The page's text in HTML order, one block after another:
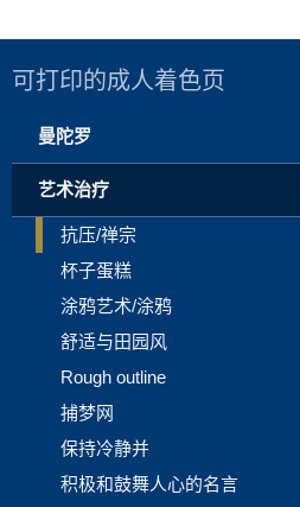
可打印的成人着色页
曼陀罗
艺术治疗
抗压/禅宗
杯子蛋糕
涂鸦艺术/涂鸦
舒适与田园风
Rough outline
捕梦网
保持冷静并
积极和鼓舞人心的名言